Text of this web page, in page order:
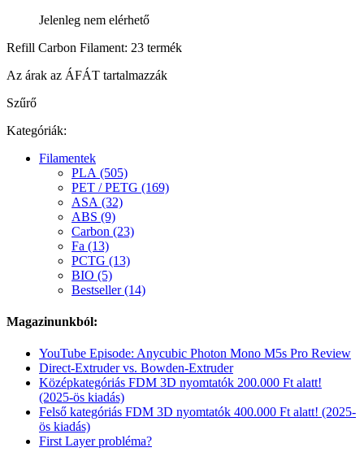
Jelenleg nem elérhető
Refill Carbon Filament: 23 termék
Az árak az ÁFÁT tartalmazzák
Szűrő
Kategóriák:
Filamentek
PLA (505)
PET / PETG (169)
ASA (32)
ABS (9)
Carbon (23)
Fa (13)
PCTG (13)
BIO (5)
Bestseller (14)
Magazinunkból:
YouTube Episode: Anycubic Photon Mono M5s Pro Review
Direct-Extruder vs. Bowden-Extruder
Középkategóriás FDM 3D nyomtatók 200.000 Ft alatt!
(2025-ös kiadás)
Felső kategóriás FDM 3D nyomtatók 400.000 Ft alatt! (2025-
ös kiadás)
First Layer probléma?